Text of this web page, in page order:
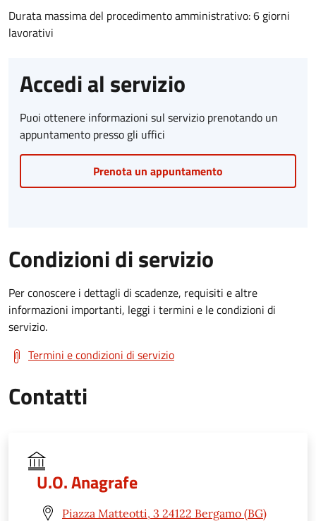
Durata massima del procedimento amministrativo: 6 giorni
lavorativi
Accedi al servizio
Puoi ottenere informazioni sul servizio prenotando un
appuntamento presso gli uffici
Prenota un appuntamento
Condizioni di servizio
Per conoscere i dettagli di scadenze, requisiti e altre
informazioni importanti, leggi i termini e le condizioni di
servizio.
Termini e condizioni di servizio
Contatti
U.O. Anagrafe
Piazza Matteotti, 3 24122 Bergamo (BG)